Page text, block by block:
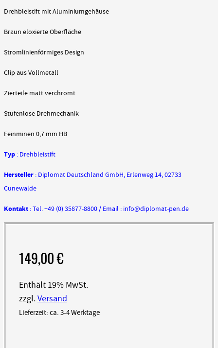
Drehbleistift mit Aluminiumgehäuse
Braun eloxierte Oberfläche
Stromlinienförmiges Design
Clip aus Vollmetall
Zierteile matt verchromt
Stufenlose Drehmechanik
Feinminen 0,7 mm HB
Typ : Drehbleistift
Hersteller : Diplomat Deutschland GmbH, Erlenweg 14, 02733
Cunewalde
Kontakt : Tel. +49 (0) 35877-8800 / Email : info@diplomat-pen.de
149,00€
Enthält 19% MwSt.
zzgl.Versand
Lieferzeit: ca. 3-4 Werktage